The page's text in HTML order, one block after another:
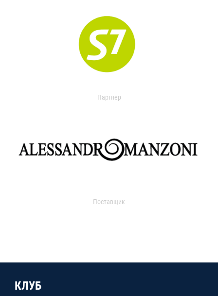
Партнер
Поставщик
КЛУБ